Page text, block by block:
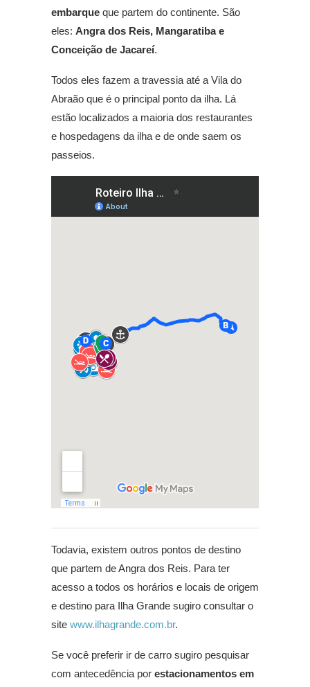
embarque que partem do continente. São
eles: Angra dos Reis, Mangaratiba e
Conceição de Jacareí.
Todos eles fazem a travessia até a Vila do
Abraão que é o principal ponto da ilha. Lá
estão localizados a maioria dos restaurantes
e hospedagens da ilha e de onde saem os
passeios.
Todavia, existem outros pontos de destino
que partem de Angra dos Reis. Para ter
acesso a todos os horários e locais de origem
e destino para Ilha Grande sugiro consultar o
site www.ilhagrande.com.br.
Se você preferir ir de carro sugiro pesquisar
com antecedência por estacionamentos em